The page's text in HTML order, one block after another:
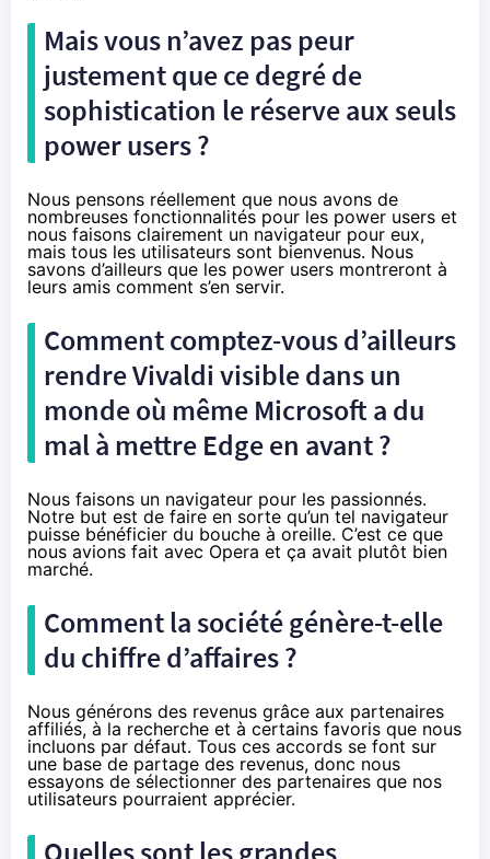
Mais vous n’avez pas peur
justement que ce degré de
sophistication le réserve aux seuls
power users ?
Nous pensons réellement que nous avons de
nombreuses fonctionnalités pour les power users et
nous faisons clairement un navigateur pour eux,
mais tous les utilisateurs sont bienvenus. Nous
savons d’ailleurs que les power users montreront à
leurs amis comment s’en servir.
Comment comptez-vous d’ailleurs
rendre Vivaldi visible dans un
monde où même Microsoft a du
mal à mettre Edge en avant ?
Nous faisons un navigateur pour les passionnés.
Notre but est de faire en sorte qu’un tel navigateur
puisse bénéficier du bouche à oreille. C’est ce que
nous avions fait avec Opera et ça avait plutôt bien
marché.
Comment la société génère-t-elle
du chiffre d’affaires ?
Nous générons des revenus grâce aux partenaires
affiliés, à la recherche et à certains favoris que nous
incluons par défaut. Tous ces accords se font sur
une base de partage des revenus, donc nous
essayons de sélectionner des partenaires que nos
utilisateurs pourraient apprécier.